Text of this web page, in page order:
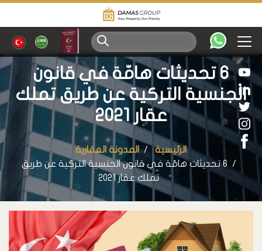
6 تحديثات هامّة في قانون
الجنسية التركية عن طريق تملك
عقار 2021
الرئيسية
المدونة العقارية
6 تحديثات هامّة في قانون الجنسية التركية عن طريق
تملك عقار 2021